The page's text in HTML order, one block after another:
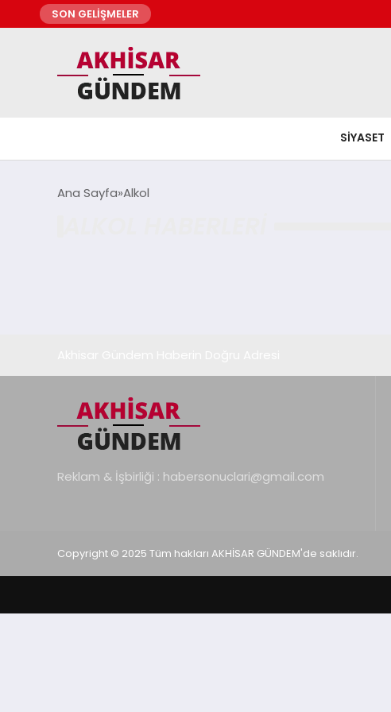
SON GELİŞMELER
SIYASET
Ana Sayfa Alkol
Reklam & İşbirliği : habersonuclari@gmail.com
Copyright © 2025 Tüm hakları AKHİSAR GÜNDEM'de saklıdır.